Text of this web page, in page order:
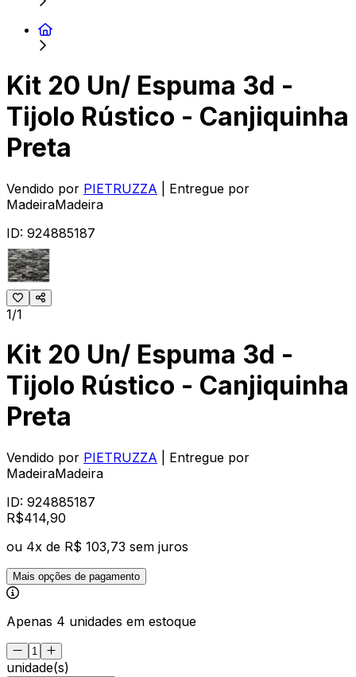
Kit 20 Un/ Espuma 3d -
Tijolo Rústico - Canjiquinha
Preta
Vendido por PIETRUZZA
| Entregue por
MadeiraMadeira
ID: 924885187
1/1
Kit 20 Un/ Espuma 3d -
Tijolo Rústico - Canjiquinha
Preta
Vendido por PIETRUZZA
| Entregue por
MadeiraMadeira
ID: 924885187
R$414,90
ou 4x de R$ 103,73 sem juros
Mais opções de pagamento
Apenas 4 unidades em estoque
unidade(s)